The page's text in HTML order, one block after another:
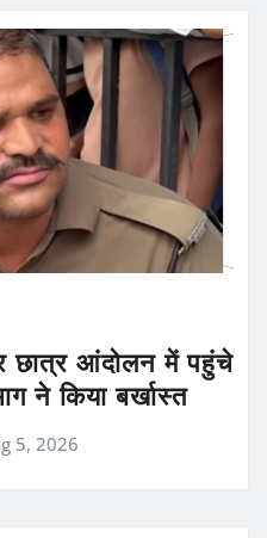
छात्र आंदोलन में पहुंचे
ने किया बर्खास्त
5, 2026